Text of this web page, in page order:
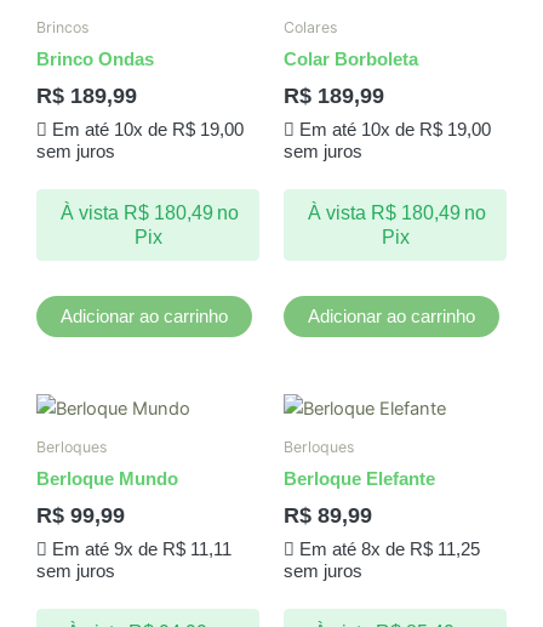
Brincos
Brinco Ondas
R$ 189,99
Em até 10x de R$19,00
sem juros
À vista R$180,49 no
Pix
Adicionar ao carrinho
Colares
Colar Borboleta
R$ 189,99
Em até 10x de R$19,00
sem juros
À vista R$180,49 no
Pix
Adicionar ao carrinho
Berloques
Berloque Mundo
R$ 99,99
Em até 9x de R$11,11
sem juros
Berloques
Berloque Elefante
R$ 89,99
Em até 8x de R$11,25
sem juros